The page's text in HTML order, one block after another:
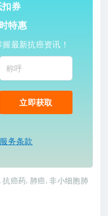
券
特惠
最新抗癌资讯！
服务条款
抗癌药 肺癌 非小细胞肺